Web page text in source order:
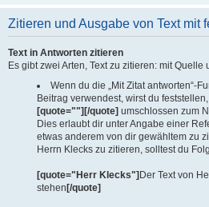
Zitieren und Ausgabe von Text mit
Text in Antworten zitieren
Es gibt zwei Arten, Text zu zitieren: mit Quelle
Wenn du die „Mit Zitat antworten“-
Beitrag verwendest, wirst du
[quote=""][/quote] umschlossen zum
Dies erlaubt dir unter Angabe einer
etwas anderem von dir gewähltem zu
Herrn Klecks zu zitieren, solltest du
[quote="Herr Klecks"] Der Text von
stehen [/quote]